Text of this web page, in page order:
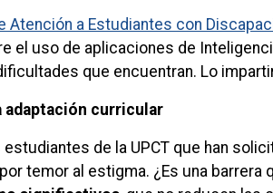
Atención a Estudiantes con
el uso de aplicaciones de
que encuentran. Lo
adaptación curricular
de la UPCT que han
temor al estigma. ¿Es una